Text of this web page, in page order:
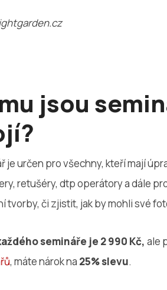
jsou
je určen pro všechny, kteří mají
retušéry, dtp operátory a dále
tvorby, či zjistit, jak by mohli své
semináře je 2 990 Kč, ale
, máte nárok na 25% slevu.